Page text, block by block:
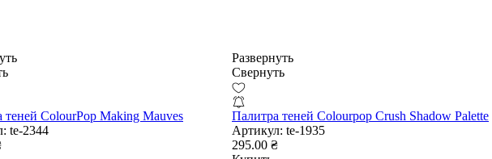
теней ColourPop Making Mauves
te-2344
Развернуть
Свернуть
Палитра теней Colourpop Crush Shadow Palette
Артикул: te-1935
295.00 ₴